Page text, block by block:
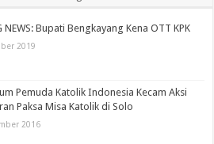
NEWS: Bupati Bengkayang Kena OTT KPK
2019
Pemuda Katolik Indonesia Kecam Aksi
Paksa Misa Katolik di Solo
2016